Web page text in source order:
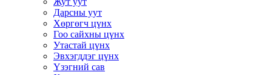
Дарсны уут
Хөргөгч цүнх
Гоо сайхны цүнх
Утастай цүнх
Эвхэгддэг цүнх
Үзэгний сав